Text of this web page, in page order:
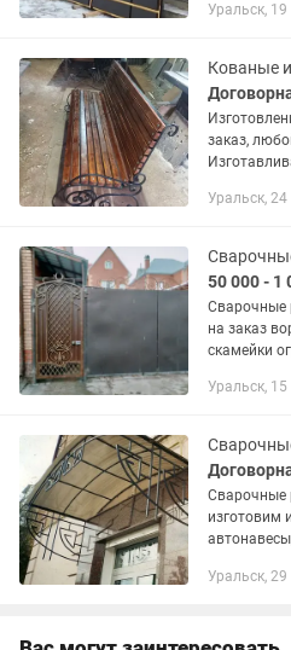
Уральск,
Кованые
заказ,
и многое
Уральск,
50 000 - 1
Сварочные
на заказ
скамейки
Уральск,
Сварочные
изготовим
Уральск,